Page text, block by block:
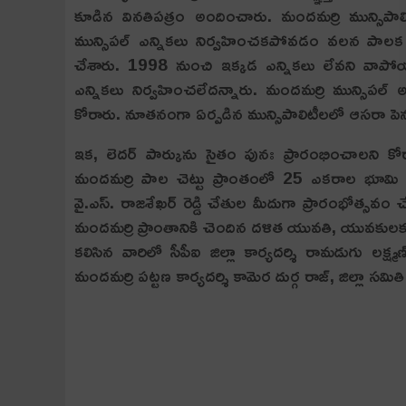
కూడిన విన‌తిప‌త్రం అందించారు. మందమర్రి
మున్సిపల్ ఎన్నికలు నిర్వహించకపోవడం వలన
చేశారు. 1998 నుంచి ఇక్క‌డ ఎన్నిక‌లు లేవ‌ని
ఎన్నికలు నిర్వ‌హించ‌లేద‌న్నారు. మందమర్రి మున్సిపల్
కోరారు. నూతనంగా ఏర్పడిన మున్సిపాలిటీలలో ఆసరా
ఇక, లెద‌ర్ పార్కును సైతం పునః ప్రారంభించాల‌ని
మందమర్రి పాల చెట్టు ప్రాంతంలో 25 ఎకరాల భూమి
వై.ఎస్. రాజశేఖర్ రెడ్డి చేతుల మీదుగా
మందమర్రి ప్రాంతానికి చెందిన దళిత యువతి,
క‌లిసిన వారిలో సీపీఐ జిల్లా కార్యదర్శి రామడుగు
మందమర్రి పట్టణ కార్యదర్శి కామెర దుర్గ రాజ్, జిల్లా